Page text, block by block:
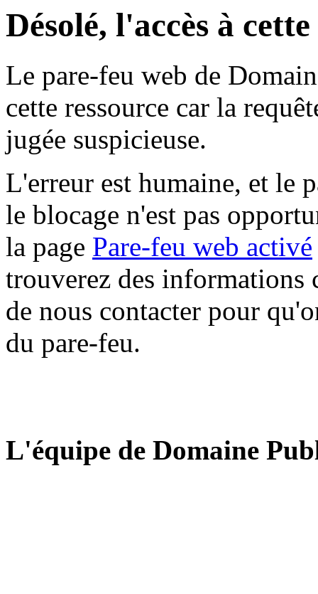
Désolé, l'accès à
Le pare-feu web de
cette ressource car la
jugée suspicieuse.
L'erreur est humaine, et le
le blocage n'est pas
la page Pare-feu web activé
trouverez des informations
de nous contacter pour
du pare-feu.
L'équipe de Domaine